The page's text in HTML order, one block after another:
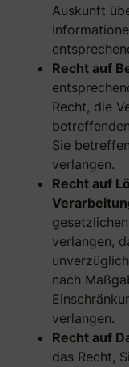
Auskunft
Recht auf
Recht, die
Sie
verlangen.
Recht auf
verlangen,
nach
verlangen.
Recht auf
das Recht,